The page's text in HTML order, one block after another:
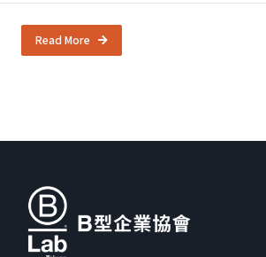
Read More